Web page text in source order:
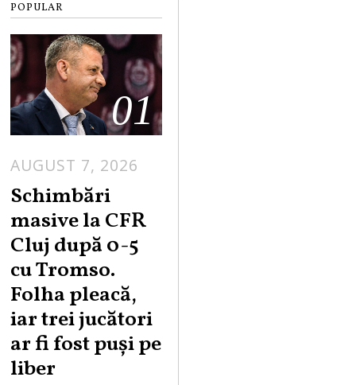
POPULAR
01
AUGUST 7, 2026
Schimbări
masive la CFR
Cluj după 0-5
cu Tromso.
Folha pleacă,
iar trei jucători
ar fi fost puși pe
liber